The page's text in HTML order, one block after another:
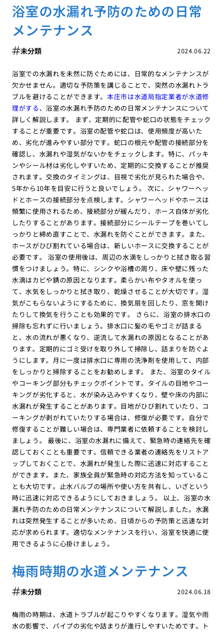
浴室の水漏れ予防のための日常
メンテナンス
2024.06.22
未分類
浴室での水漏れを未然に防ぐためには、日常的なメンテナンスが
欠かせません。適切な予防策を講じることで、突然の水漏れトラ
ブルを避けることができます。本庄市は水道局指定業者が水道修
理がする、浴室の水漏れ予防のための日常メンテナンスについて
詳しく解説します。 まず、定期的に配管や蛇口の状態をチェック
することが重要です。浴室の配管や蛇口は、使用頻度が高いた
め、劣化が進みやすい部分です。蛇口の根元や配管の接続部分を
確認し、水漏れや湿気がないかをチェックします。特に、パッキ
ンやシール材は劣化しやすいため、定期的に交換することが推奨
されます。交換のタイミングは、目視で劣化が見られた場合や、
5年から10年を目安に行うと良いでしょう。 次に、シャワーヘッ
ドとホースの接続部分を点検します。シャワーヘッドやホースは
頻繁に使用されるため、接続部分が緩んだり、ホース自体が劣化
したりすることがあります。接続部分にシールテープを巻いてし
っかりと締め直すことで、水漏れを防ぐことができます。また、
ホースがひび割れている場合は、新しいホースに交換することが
必要です。 浴室の使用後は、周辺の水滴をしっかりと拭き取る習
慣をつけましょう。特に、シンクや浴槽の周り、床や壁に残った
水滴はカビや錆の原因となります。柔らかい布やタオルを使っ
て、水気をしっかりと拭き取り、乾燥させることが大切です。湿
気がこもらないようにするために、換気扇を回したり、窓を開け
たりして換気を行うことも効果的です。 さらに、浴室の排水口の
掃除も忘れずに行いましょう。排水口に髪の毛やゴミが詰まる
と、水の流れが悪くなり、逆流して水漏れの原因となることがあ
ります。定期的にゴミ受けを取り外して掃除し、詰まりを防ぐよ
うにします。月に一度は排水口に専用の洗浄剤を使用して、内部
をしっかりと掃除することをお勧めします。 また、浴室のタイル
やコーキング部分もチェックポイントです。タイルの目地やコー
キングが劣化すると、水が染み込みやすくなり、壁や床の内部に
水漏れが発生することがあります。目地がひび割れていたり、コ
ーキングが剥がれていたりする場合は、修復が必要です。自分で
修復することが難しい場合は、専門業者に依頼することを検討し
ましょう。 最後に、浴室の水漏れに備えて、緊急時の連絡先を確
認しておくことも重要です。信頼できる業者の連絡先をリストア
ップしておくことで、水漏れが発生した際に迅速に対応すること
ができます。また、家族全員が緊急時の対応方法を知っているこ
とも大切です。止水バルブの場所や使い方を共有し、いざという
時に迅速に対応できるようにしておきましょう。 以上、浴室の水
漏れ予防のための日常メンテナンスについて解説しました。水漏
れは突然発生することが多いため、日頃からの予防策と迅速な対
応が求められます。適切なメンテナンスを行い、浴室を快適に使
用できるように心掛けましょう。
梅雨時期の水道メンテナンス
2024.06.18
未分類
梅雨の時期は、水道トラブルが起こりやすくなります。湿気や雨
水の影響で、パイプの劣化や詰まりが進行しやすいためです。ト